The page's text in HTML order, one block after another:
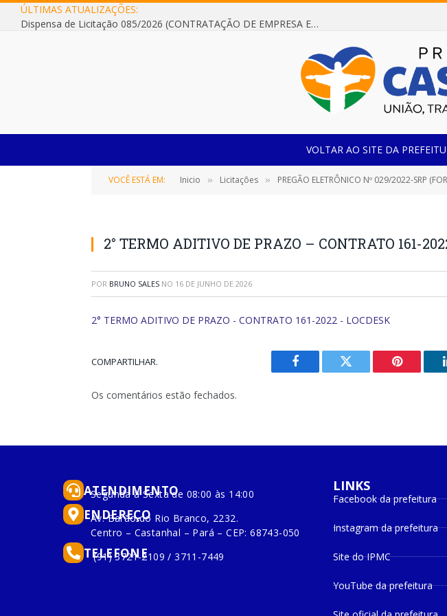
ÚLTIMAS ATUALIZAÇÕES:
Dispensa de Licitação 085/2026 (CONTRATAÇÃO DE EMPRESA ESPECIALIZADA NA FABRICAÇÃO DE MÓVEIS SOB MEDIDA COM ESTRUTURA METÁLICA EM METALON PARA ATENDIMENTO DAS NECESSIDADES DA SALA SIMOV DA EMEF MADRE MARIA VIGANÓ)
VOLTAR AO SITE DA
VOCÊ ESTÁ EM: Inicio » Licitações » PREGÃO ELETRÔNICO Nº 029/2022-SRP
2° TERMO ADITIVO DE PRAZO – CONTRATO 161-
POR BRUNO SALES NO 16 DE JUNHO DE 2026
2° TERMO ADITIVO DE PRAZO - CONTRATO 161-2022 - LOCDESK
COMPARTILHAR.
Facebook Twitter Pinterest
Os comentários estão fechados.
ATENDIMENTO
Segunda à Sexta de 08:00 às 14:00
ENDEREÇO
Av. Barão do Rio Branco, 2232.
Centro – Castanhal – Pará – CEP: 68743-050
TELEFONE
(91) 3721-2109 / 3711-7449
LINKS
Facebook da prefeitura
Instagram da prefeitura
Site do IPMC
YouTube da prefeitura